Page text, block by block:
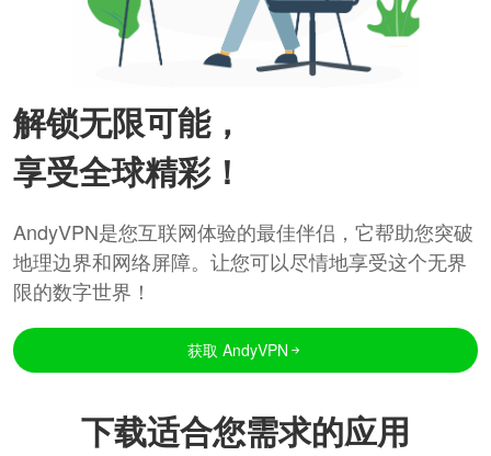
解锁无限可能，
享受全球精彩！
AndyVPN是您互联网体验的最佳伴侣，它帮助您突破
地理边界和网络屏障。让您可以尽情地享受这个无界
限的数字世界！
获取 AndyVPN
下载适合您需求的应用